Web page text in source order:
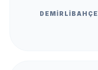
DEMIRLIBAHÇE